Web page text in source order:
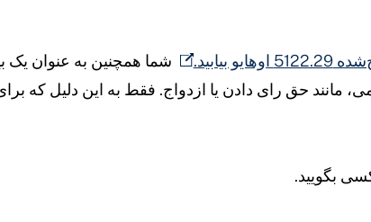
بیابید.
شما همچنین به عنوان یک
مانند حق رای دادن یا ازدواج. فقط به این دلیل که
بگویید.